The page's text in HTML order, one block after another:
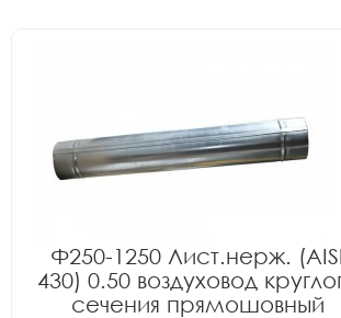
Ф250-1250 Лист.нерж. (AISI
430) 0.50 воздуховод
сечения прямошовный